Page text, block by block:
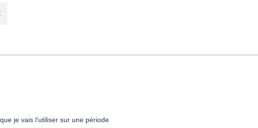
je vais l’utiliser sur une période